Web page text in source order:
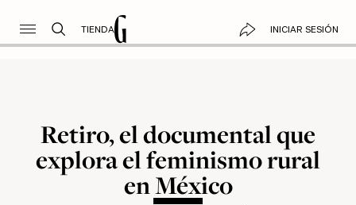
TIENDA INICIAR SESIÓN
Retiro, el documental que
explora el feminismo rural
en México